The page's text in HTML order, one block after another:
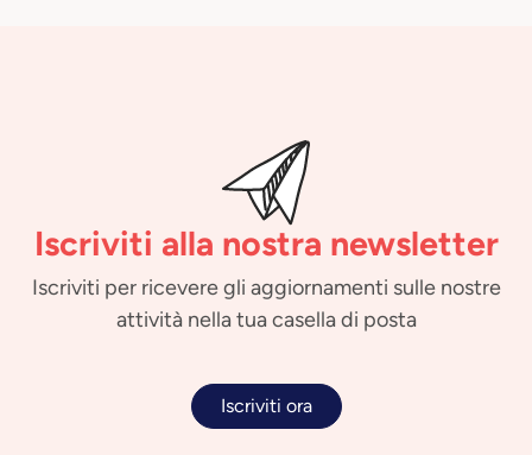
Iscriviti alla nostra newsletter
Iscriviti per ricevere gli aggiornamenti sulle nostre
attività nella tua casella di posta
Iscriviti ora